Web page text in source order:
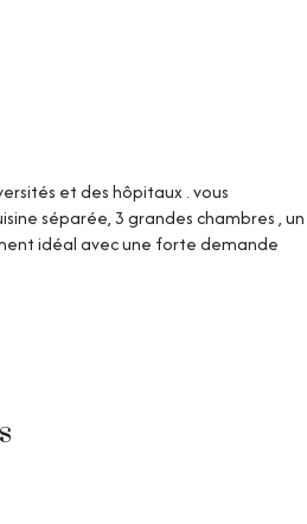
et des hôpitaux . vous
séparée, 3 grandes chambres , un
idéal avec une forte demande